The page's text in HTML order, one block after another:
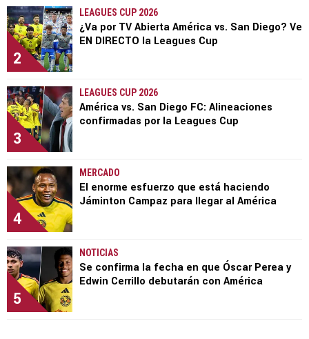
2
LEAGUES CUP 2026
¿Va por TV Abierta América vs. San Diego? Ve
EN DIRECTO la Leagues Cup
3
LEAGUES CUP 2026
América vs. San Diego FC: Alineaciones
confirmadas por la Leagues Cup
4
MERCADO
El enorme esfuerzo que está haciendo
Jáminton Campaz para llegar al América
5
NOTICIAS
Se confirma la fecha en que Óscar Perea y
Edwin Cerrillo debutarán con América